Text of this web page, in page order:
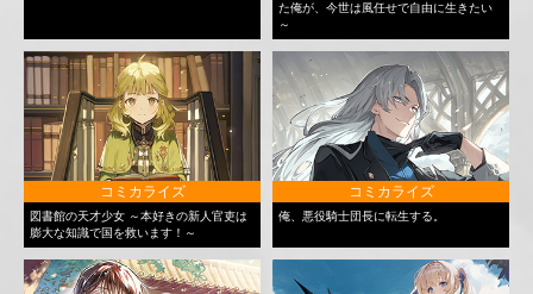
た俺が、今世は風任せで自由に生きたい
～
コミカライズ
図書館の天才少女 ～本好きの新人官吏は
膨大な知識で国を救います！～
コミカライズ
俺、悪役騎士団長に転生する。